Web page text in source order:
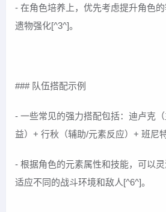
- 在角色培养上，优先考虑提升角色
遗物强化[^3^]。
### 队伍搭配示例
- 一些常见的强力搭配包括：迪卢克
益）+ 行秋（辅助/元素反应）+ 班尼
- 根据角色的元素属性和技能，可以
适应不同的战斗环境和敌人[^6^]。